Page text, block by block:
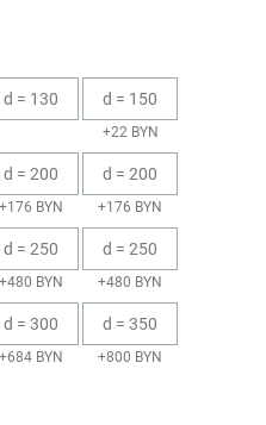
d = 130 d = 150
+22 BYN
d = 200
+176 BYN
d = 200
+176 BYN
d = 250
+480 BYN
d = 250
+480 BYN
d = 300
+684 BYN
d = 350
+800 BYN